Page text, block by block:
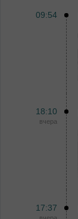
09:54
18:10
вчера
17:37